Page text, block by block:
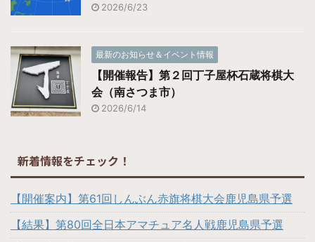
2026/6/23
最新のお知らせ＆イベント情報
【開催報告】第２回丁子屋杯石蔵将棋大
会（南さつま市）
2026/6/14
新着情報をチェック！
【開催案内】第61回しんぶん赤旗将棋大会鹿児島県予選
【結果】第80回全日本アマチュア名人戦鹿児島県予選